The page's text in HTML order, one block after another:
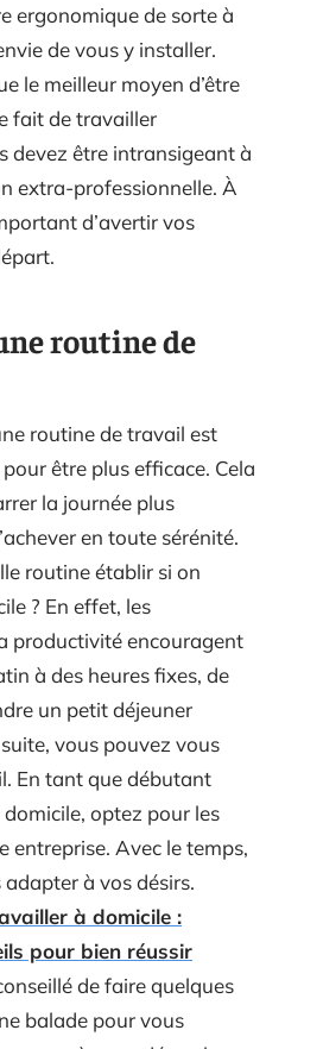
ergonomique de sorte à
de vous y installer.
le meilleur moyen d’être
fait de travailler
devez être intransigeant à
extra-professionnelle. À
d’avertir vos
routine de
routine de travail est
être plus efficace. Cela
la journée plus
en toute sérénité.
routine établir si on
? En effet, les
productivité encouragent
à des heures fixes, de
un petit déjeuner
vous pouvez vous
En tant que débutant
optez pour les
entreprise. Avec le temps,
à vos désirs.
à domicile :
pour bien réussir
de faire quelques
balade pour vous